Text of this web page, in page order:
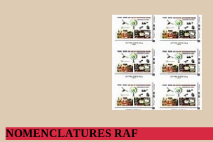
NOMENCLATURES RAF